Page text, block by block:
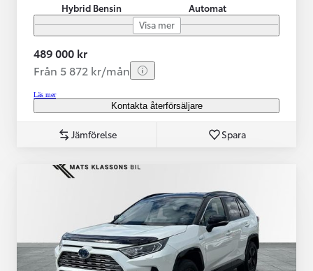
Hybrid Bensin
Automat
Visa mer
489 000 kr
Från 5 872 kr/mån
Läs mer
Kontakta återförsäljare
Jämförelse Spara